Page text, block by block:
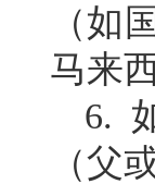
（如
马来
6.
（父